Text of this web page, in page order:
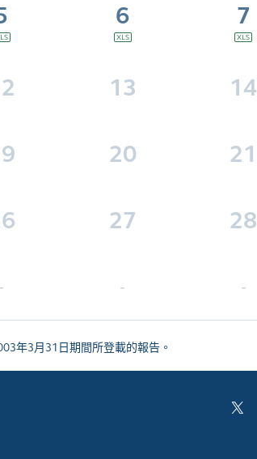
6 7
13 14
20 21
27 28
- - -
年3月31日期間所登載的報告。